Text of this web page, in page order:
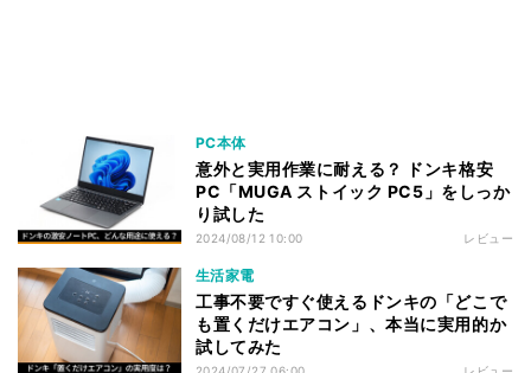
PC本体
意外と実用作業に耐える？ ドンキ格安
PC「MUGA ストイック PC5」をしっか
り試した
2024/08/12 10:00 レビュー
生活家電
工事不要ですぐ使えるドンキの「どこで
も置くだけエアコン」、本当に実用的か
試してみた